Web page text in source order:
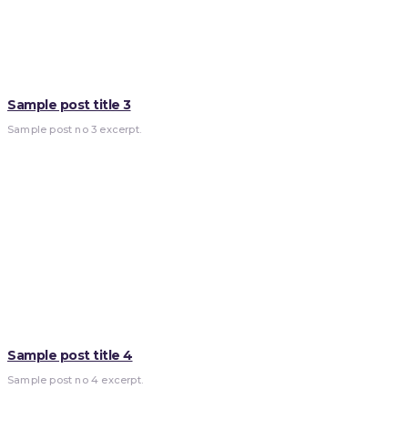
Sample post title 3
Sample post no 3 excerpt.
Sample post title 4
Sample post no 4 excerpt.